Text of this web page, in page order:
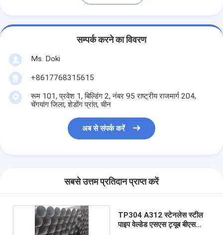
सम्पर्क करने का विवरण
Ms. Doki
+8617768315615
रूम 101, प्रवेश 1, बिल्डिंग 2, नंबर 95 राष्ट्रीय राजमार्ग 204,
चेंगयांग जिला, शेडोंग प्रांत, चीन
अब से संपर्क करें
सबसे उत्तम प्रतिदान प्राप्त करें
TP304 A312 स्टेनलेस स्टील
पाइप वेल्डेड एसएस ट्यूब बीएस